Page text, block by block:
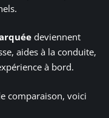
deviennent
aides à la conduite,
à bord.
comparaison, voici